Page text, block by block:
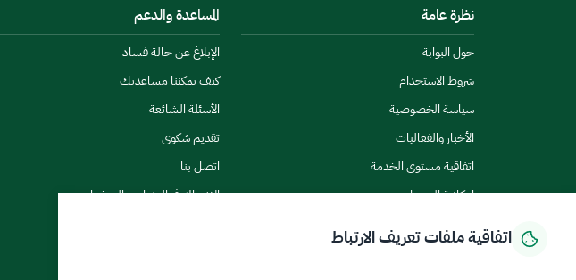
نظرة عامة
حول البوابة
شروط الاستخدام
سياسة الخصوصية
الأخبار والفعاليات
اتفاقية مستوى الخدمة
إمكانية الوصول
المساعدة والدعم
الإبلاغ عن حالة فساد
كيف يمكننا مساعدتك
الأسئلة الشائعة
تقديم شكوى
اتصل بنا
الاشتراك في النشرات والتحذيرات
اتفاقية ملفات تعريف الارتباط